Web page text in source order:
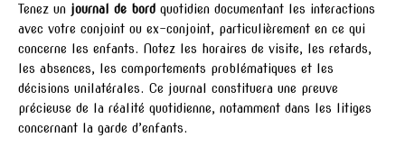
Tenez un journal de bord quotidien documentant les interactions
avec votre conjoint ou ex-conjoint, particulièrement en ce qui
concerne les enfants. Notez les horaires de visite, les retards,
les absences, les comportements problématiques et les
décisions unilatérales. Ce journal constituera une preuve
précieuse de la réalité quotidienne, notamment dans les litiges
concernant la garde d’enfants.